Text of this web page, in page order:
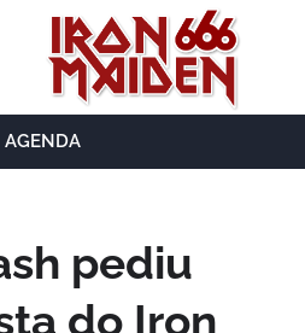
AGENDA
pediu
do Iron